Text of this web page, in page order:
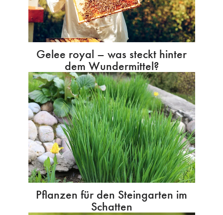
Gelee royal – was steckt hinter
dem Wundermittel?
Pflanzen für den Steingarten im
Schatten